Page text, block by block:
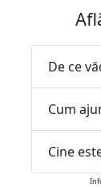
De ce
Cum
Cine